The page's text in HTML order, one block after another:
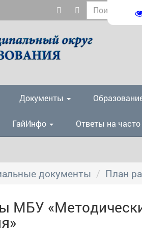
Документы
ГайИнфо Ответы на
документы План
МБУ